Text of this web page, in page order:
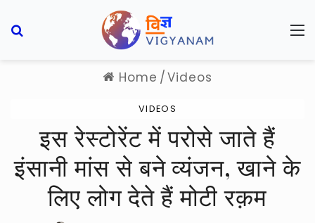
Home /Videos
VIDEOS
इस रेस्टोरेंट में परोसे जाते हैं
इंसानी मांस से बने व्यंजन, खाने के
लिए लोग देते हैं मोटी रक़म